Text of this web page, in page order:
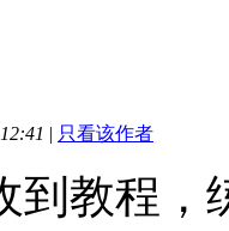
| 只看该作者
到教程，